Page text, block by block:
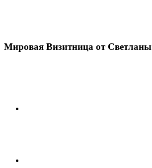
Мировая Визитница от Светланы